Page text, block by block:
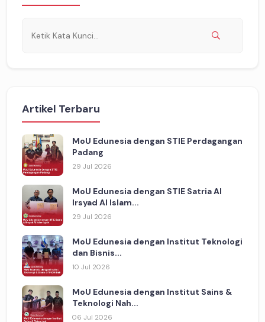
Artikel Terbaru
MoU Edunesia dengan STIE Perdagangan
Padang
29 Jul 2026
MoU Edunesia dengan STIE Satria Al
Irsyad Al Islam...
29 Jul 2026
MoU Edunesia dengan Institut Teknologi
dan Bisnis...
10 Jul 2026
MoU Edunesia dengan Institut Sains &
Teknologi Nah...
06 Jul 2026